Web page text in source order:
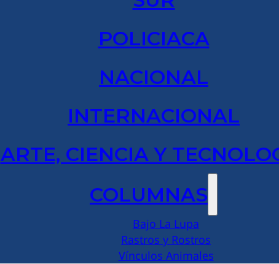
POLICIACA
NACIONAL
INTERNACIONAL
ARTE, CIENCIA Y
COLUMNAS
Bajo La Lupa
Rastros y Rostros
Vínculos Animales